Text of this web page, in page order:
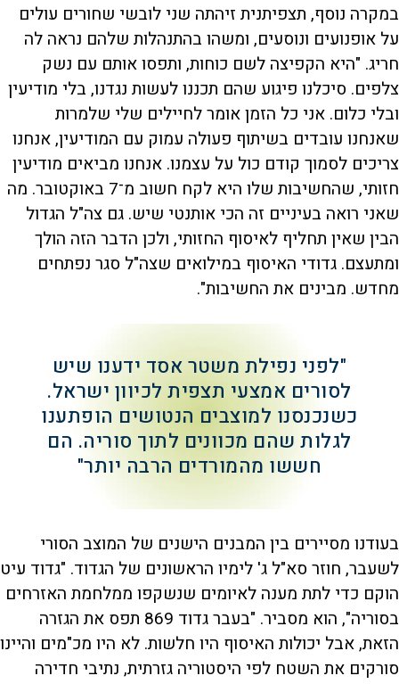
במקרה נוסף, תצפיתנית זיהתה שני לובשי שחורים עולים
על אופנועים ונוסעים, ומשהו בהתנהלות שלהם נראה לה
חריג. "היא הקפיצה לשם כוחות, ותפסו אותם עם נשק
צלפים. סיכלנו פיגוע שהם תכננו לעשות נגדנו, בלי מודיעין
ובלי כלום. אני כל הזמן אומר לחיילים שלי שלמרות
שאנחנו עובדים בשיתוף פעולה עמוק עם המודיעין, אנחנו
צריכים לסמוך קודם כול על עצמנו. אנחנו מביאים מודיעין
חזותי, שהחשיבות שלו היא לקח חשוב מ־7 באוקטובר. מה
שאני רואה בעיניים זה הכי אותנטי שיש. גם צה"ל הגדול
הבין שאין תחליף לאיסוף החזותי, ולכן הדבר הזה הולך
ומתעצם. גדודי האיסוף במילואים שצה"ל סגר נפתחים
מחדש. מבינים את החשיבות".
"לפני נפילת משטר אסד ידענו שיש
לסורים אמצעי תצפית לכיוון ישראל.
כשנכנסנו למוצבים הנטושים הופתענו
לגלות שהם מכוונים לתוך סוריה. הם
חששו מהמורדים הרבה יותר"
בעודנו מסיירים בין המבנים הישנים של המוצב הסורי
לשעבר, חוזר סא"ל ג' לימיו הראשונים של הגדוד. "גדוד עיט
הוקם כדי לתת מענה לאיומים שנשקפו ממלחמת האזרחים
בסוריה", הוא מסביר. "בעבר גדוד 869 תפס את הגזרה
הזאת, אבל יכולות האיסוף היו חלשות. לא היו מכ"מים והיינו
סורקים את השטח לפי היסטוריה גזרתית, נתיבי חדירה